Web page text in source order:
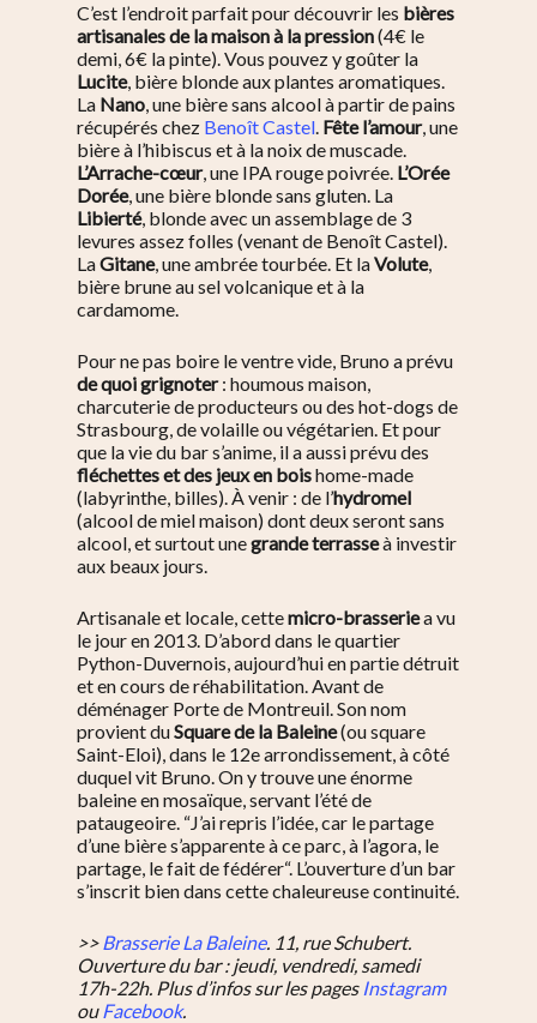
C’est l’endroit parfait pour découvrir les bières
artisanales de la maison à la pression(4€ le
demi, 6€ la pinte). Vous pouvez y goûter la
Lucite, bière blonde aux plantes aromatiques.
La Nano, une bière sans alcool à partir de pains
récupérés chez Benoît Castel. Fête l’amour, une
bière à l’hibiscus et à la noix de muscade.
L’Arrache-cœur, une IPA rouge poivrée. L’Orée
Dorée, une bière blonde sans gluten. La
Libierté, blonde avec un assemblage de 3
levures assez folles (venant de Benoît Castel).
LaGitane, une ambrée tourbée. Et laVolute,
bière brune au sel volcanique et à la
cardamome.
Pour ne pas boire le ventre vide, Bruno a prévu
de quoi grignoter: houmous maison,
charcuterie de producteurs ou des hot-dogs de
Strasbourg, de volaille ou végétarien. Et pour
que la vie du bar s’anime, il a aussi prévu des
fléchettes et des jeux en boishome-made
(labyrinthe, billes). À venir : de l’hydromel
(alcool de miel maison) dont deux seront sans
alcool, et surtout unegrande terrasseà investir
aux beaux jours.
Artisanale et locale, cettemicro-brasseriea vu
le jour en 2013. D’abord dans le quartier
Python-Duvernois, aujourd’hui en partie détruit
et en cours de réhabilitation. Avant de
déménager Porte de Montreuil. Son nom
provient duSquare de la Baleine(ou square
Saint-Eloi), dans le 12e arrondissement, à côté
duquel vit Bruno. On y trouve une énorme
baleine en mosaïque, servant l’été de
pataugeoire. “J’ai repris l’idée, car le partage
d’une bière s’apparente à ce parc, à l’agora, le
partage, le fait de fédérer“. L’ouverture d’un bar
s’inscrit bien dans cette chaleureuse continuité.
>>Brasserie La Baleine. 11, rue Schubert.
Ouverture du bar : jeudi, vendredi, samedi
17h-22h. Plus d’infos sur les pages Instagram
ouFacebook.